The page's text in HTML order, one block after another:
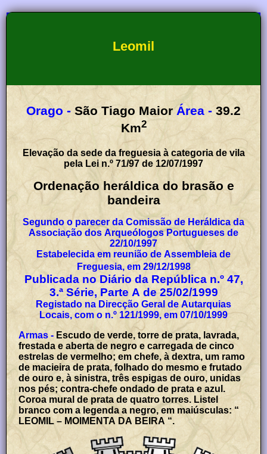
Leomil
Orago - São Tiago Maior Área - 39.2
Km2
Elevação da sede da freguesia à categoria de vila
pela Lei n.º 71/97 de 12/07/1997
Ordenação heráldica do brasão e
bandeira
Segundo o parecer da Comissão de Heráldica da
Associação dos Arqueólogos Portugueses de
22/10/1997
Estabelecida em reunião de Assembleia de
Freguesia, em 29/12/1998
Publicada no Diário da República n.º 47,
3.ª Série, Parte A de 25/02/1999
Registado na Direcção Geral de Autarquias
Locais, com o n.º 121/1999, em 07/10/1999
Armas - Escudo de verde, torre de prata, lavrada,
frestada e aberta de negro e carregada de cinco
estrelas de vermelho; em chefe, à dextra, um ramo
de macieira de prata, folhado do mesmo e frutado
de ouro e, à sinistra, três espigas de ouro, unidas
nos pés; contra-chefe ondado de prata e azul.
Coroa mural de prata de quatro torres. Listel
branco com a legenda a negro, em maiúsculas: “
LEOMIL – MOIMENTA DA BEIRA “.